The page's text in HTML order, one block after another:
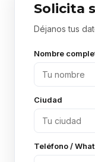
Solicita
Déjanos tus
Nombre
Ciudad
Teléfono /